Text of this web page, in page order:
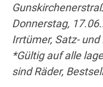
Donnerstag,
Irrtümer, Satz-
*Gültig auf alle
sind Räder,